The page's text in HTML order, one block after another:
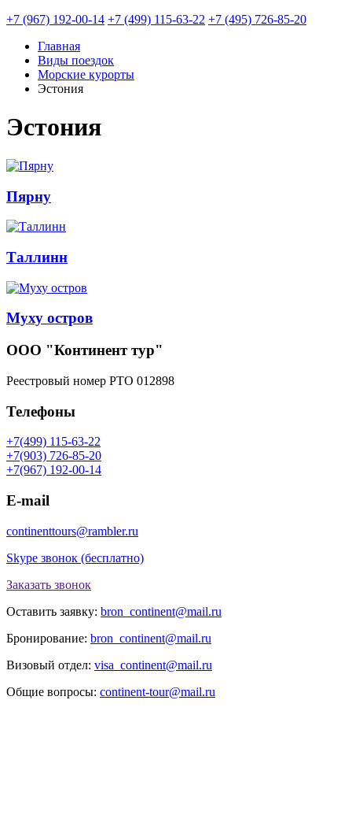
+7 (967) 192-00-14 +7 (499) 115-63-22 +7 (495) 726-85-20
Главная
Виды поездок
Морские курорты
Эстония
Эстония
Пярну
Таллинн
Mуху остров
ООО "Континент тур"
Реестровый номер РТО 012898
Телефоны
+7(499) 115-63-22
+7(903) 726-85-20
+7(967) 192-00-14
E-mail
continenttours@rambler.ru
Skype звонок (бесплатно)
Заказать звонок
Оставить заявку: bron_continent@mail.ru
Бронирование: bron_continent@mail.ru
Визовый отдел: visa_continent@mail.ru
Общие вопросы: continent-tour@mail.ru